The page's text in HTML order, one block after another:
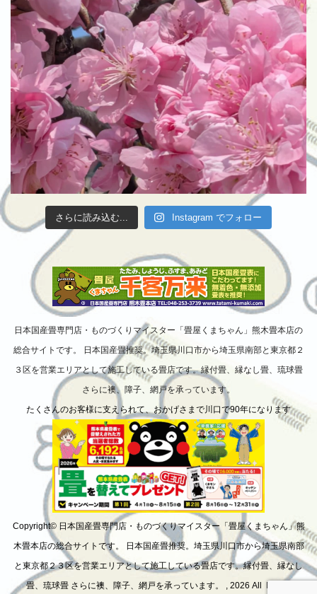
さらに読み込む... Instagram でフォロー
日本国産畳専門店・ものづくりマイスター「畳屋くまちゃん」熊木畳本店の
総合サイトです。 日本国産畳推奨。埼玉県川口市から埼玉県南部と東京都２
３区を営業エリアとして施工している畳店です。縁付畳、縁なし畳、琉球畳
さらに襖、障子、網戸を承っています。
たくさんのお客様に支えられて、おかげさまで川口で90年になります
Copyright© 日本国産畳専門店・ものづくりマイスター「畳屋くまちゃん」熊
木畳本店の総合サイトです。 日本国産畳推奨。埼玉県川口市から埼玉県南部
と東京都２３区を営業エリアとして施工している畳店です。縁付畳、縁なし
畳、琉球畳 さらに襖、障子、網戸を承っています。 , 2026 All Rights